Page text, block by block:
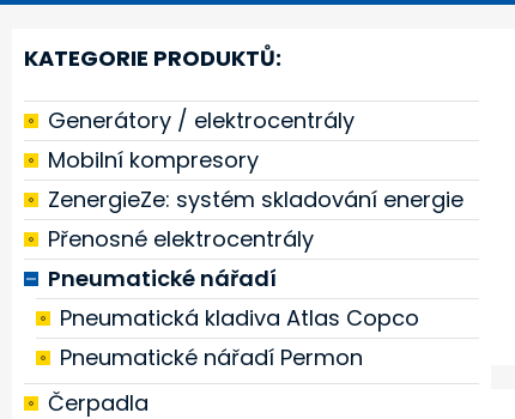
KATEGORIE PRODUKTŮ:
Generátory / elektrocentrály
Mobilní kompresory
ZenergieZe: systém skladování energie
Přenosné elektrocentrály
Pneumatické nářadí
Pneumatická kladiva Atlas Copco
Pneumatické nářadí Permon
Čerpadla